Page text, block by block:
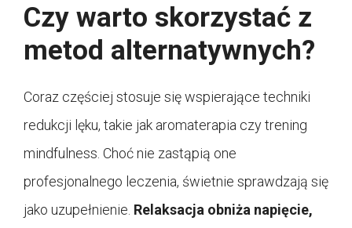
Czy warto skorzystać z
metod alternatywnych?
Coraz częściej stosuje się wspierające techniki
redukcji lęku, takie jak aromaterapia czy trening
mindfulness. Choć nie zastąpią one
profesjonalnego leczenia, świetnie sprawdzają się
jako uzupełnienie. Relaksacja obniża napięcie,